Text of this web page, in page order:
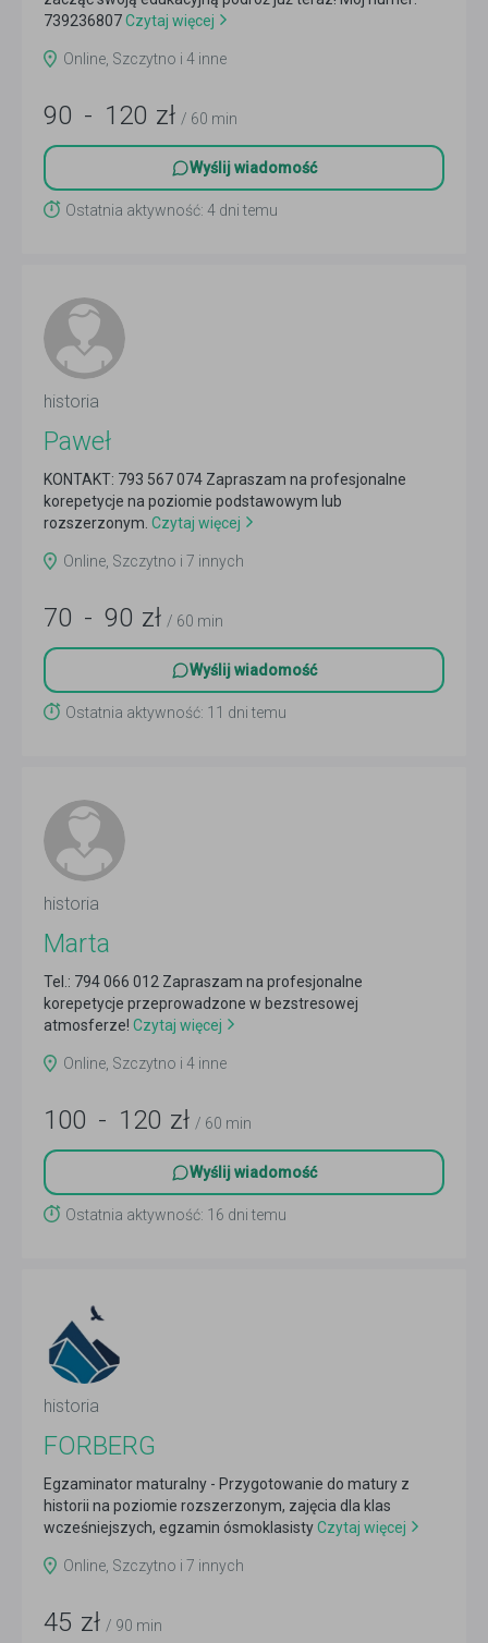
739236807Czytaj więcej
Online, Szczytno i 4 inne
90 - 120 zł / 60 min
Wyślij wiadomość
Ostatnia aktywność: 4 dni temu
historia
Paweł
KONTAKT: 793 567 074 Zapraszam na profesjonalne
korepetycje na poziomie podstawowym lub
rozszerzonym. Czytaj więcej
Online, Szczytno i 7 innych
70 - 90 zł / 60 min
Wyślij wiadomość
Ostatnia aktywność: 11 dni temu
historia
Marta
Tel.: 794 066 012 Zapraszam na profesjonalne
korepetycje przeprowadzone w bezstresowej
atmosferze! Czytaj więcej
Online, Szczytno i 4 inne
100 - 120 zł / 60 min
Wyślij wiadomość
Ostatnia aktywność: 16 dni temu
historia
FORBERG
Egzaminator maturalny - Przygotowanie do matury z
historii na poziomie rozszerzonym, zajęcia dla klas
wcześniejszych, egzamin ósmoklasistyCzytaj więcej
Online, Szczytno i 7 innych
45 zł / 90 min